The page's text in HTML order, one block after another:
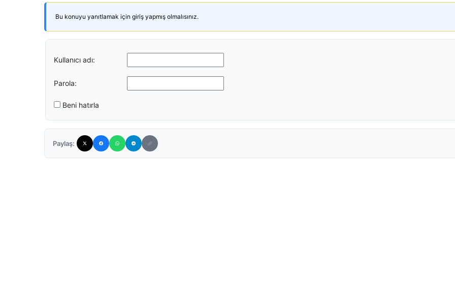
Bu konuyu yanıtlamak için giriş yapmış olmalısınız.
Kullanıcı adı:
Parola:
Beni hatırla
Paylaş: